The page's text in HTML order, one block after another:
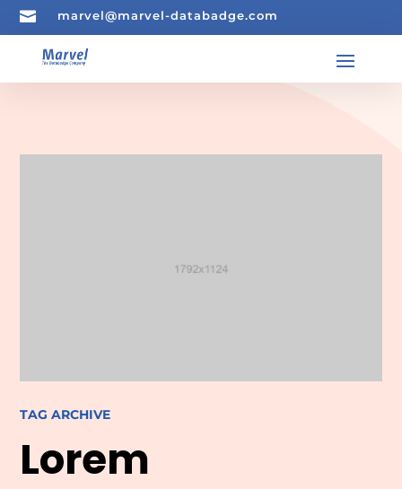
 marvel@marvel-databadge.com
TAG ARCHIVE
Lorem